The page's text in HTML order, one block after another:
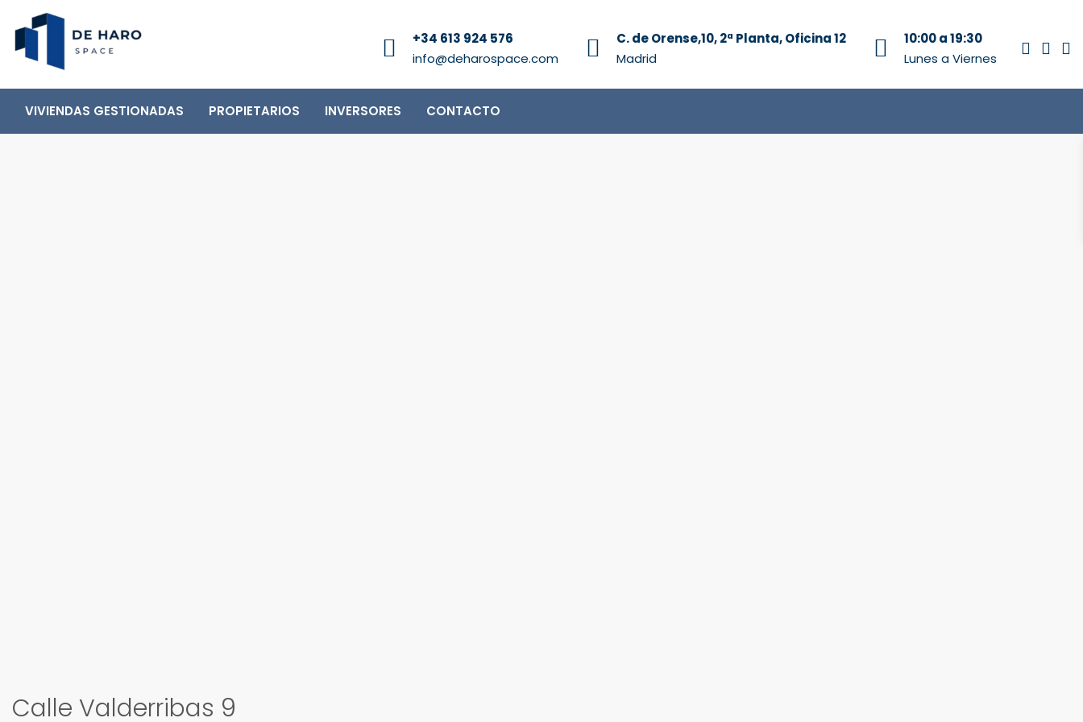
+34 613 924 576
info@deharospace.com
C. de Orense,10, 2ª Planta, Oficina 12
Madrid
10:00 a 19:30
Lunes a Viernes
VIVIENDAS GESTIONADAS PROPIETARIOS INVERSORES CONTACTO
Calle Valderribas 9